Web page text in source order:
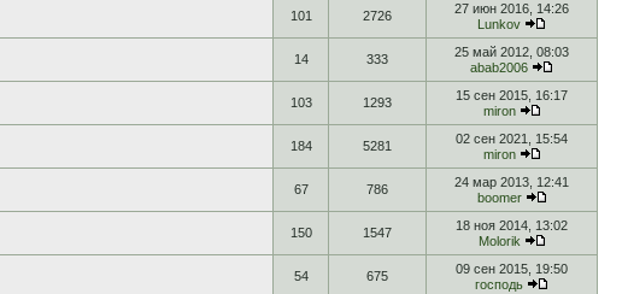
101 2726
27 июн 2016, 14:26
Lunkov
14 333
25 май 2012, 08:03
abab2006
103 1293
15 сен 2015, 16:17
miron
184 5281
02 сен 2021, 15:54
miron
67 786
24 мар 2013, 12:41
boomer
150 1547
18 ноя 2014, 13:02
Molorik
54 675
09 сен 2015, 19:50
господь